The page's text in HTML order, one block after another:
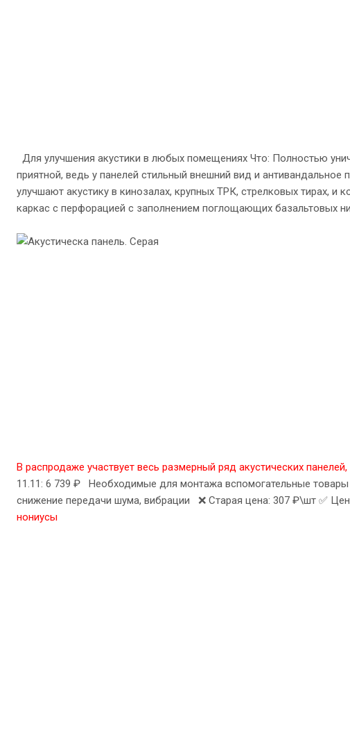
Для улучшения акустики в любых помещениях Что: Полностью
приятной, ведь у панелей стильный внешний вид и
улучшают акустику в кинозалах, крупных ТРК, стрелковых тирах,
каркас с перфорацией с заполнением поглощающих базальтовых
В распродаже участвует весь размерный ряд акустических панелей,
11.11: 6 739 ₽ Необходимые для монтажа вспомогательные товары
снижение передачи шума, вибрации ❌ Старая цена: 307 ₽\шт ✅
нониусы